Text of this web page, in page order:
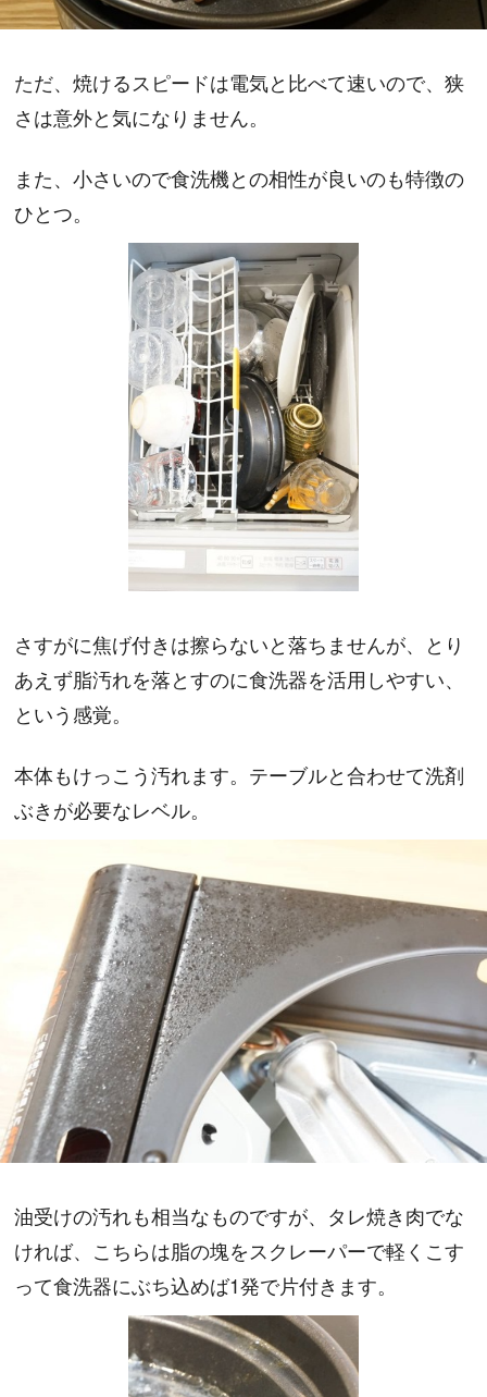
ただ、焼けるスピードは電気と比べて速いので、狭
さは意外と気になりません。
また、小さいので食洗機との相性が良いのも特徴の
ひとつ。
さすがに焦げ付きは擦らないと落ちませんが、とり
あえず脂汚れを落とすのに食洗器を活用しやすい、
という感覚。
本体もけっこう汚れます。テーブルと合わせて洗剤
ぶきが必要なレベル。
油受けの汚れも相当なものですが、タレ焼き肉でな
ければ、こちらは脂の塊をスクレーパーで軽くこす
って食洗器にぶち込めば1発で片付きます。